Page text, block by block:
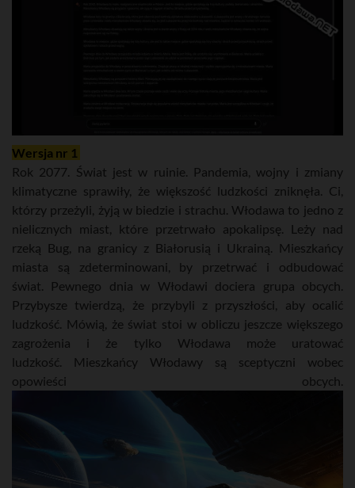
Wersja nr 1
Rok 2077. Świat jest w ruinie. Pandemia, wojny i zmiany
klimatyczne sprawiły, że większość ludzkości zniknęła. Ci,
którzy przeżyli, żyją w biedzie i strachu. Włodawa to jedno z
nielicznych miast, które przetrwało apokalipsę. Leży nad
rzeką Bug, na granicy z Białorusią i Ukrainą. Mieszkańcy
miasta są zdeterminowani, by przetrwać i odbudować
świat. Pewnego dnia w Włodawi dociera grupa obcych.
Przybysze twierdzą, że przybyli z przyszłości, aby ocalić
ludzkość. Mówią, że świat stoi w obliczu jeszcze większego
zagrożenia i że tylko Włodawa może uratować
ludzkość. Mieszkańcy Włodawy są sceptyczni wobec
opowieści obcych.